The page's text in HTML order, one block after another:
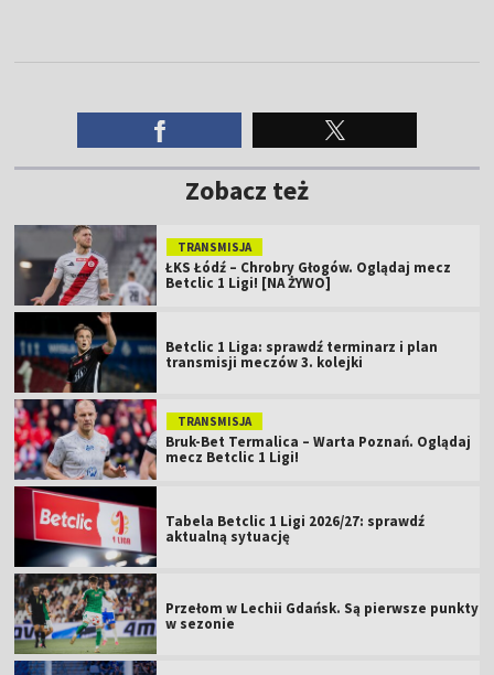
Zobacz też
TRANSMISJA
ŁKS Łódź – Chrobry Głogów. Oglądaj mecz
Betclic 1 Ligi! [NA ŻYWO]
Betclic 1 Liga: sprawdź terminarz i plan
transmisji meczów 3. kolejki
TRANSMISJA
Bruk-Bet Termalica – Warta Poznań. Oglądaj
mecz Betclic 1 Ligi!
Tabela Betclic 1 Ligi 2026/27: sprawdź
aktualną sytuację
Przełom w Lechii Gdańsk. Są pierwsze punkty
w sezonie